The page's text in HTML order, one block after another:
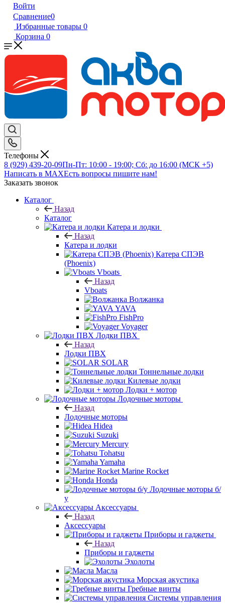
Войти
Сравнение0
Избранные товары 0
Корзина 0
Телефоны
8 (929) 439-20-09Пн-Пт: 10:00 - 19:00; Сб: до 16:00 (МСК +5)
Написать в MAXЕсть вопросы пишите нам!
Заказать звонок
Каталог
Назад
Каталог
Катера и лодки
Назад
Катера и лодки
Катера СПЭВ
(Phoenix)
Vboats
Назад
Vboats
Волжанка
YAVA
FishPro
Voyager
Лодки ПВХ
Назад
Лодки ПВХ
SOLAR
Тоннельные лодки
Килевые лодки
Лодки + мотор
Лодочные моторы
Назад
Лодочные моторы
Hidea
Suzuki
Mercury
Tohatsu
Yamaha
Marine Rocket
Honda
Лодочные моторы б/
у
Аксессуары
Назад
Аксессуары
Приборы и гаджеты
Назад
Приборы и гаджеты
Эхолоты
Масла
Морская акустика
Гребные винты
Системы управления